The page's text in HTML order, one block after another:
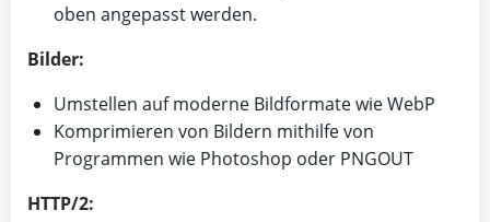
oben angepasst werden.
Bilder:
Umstellen auf moderne Bildformate wie WebP
Komprimieren von Bildern mithilfe von
Programmen wie Photoshop oder PNGOUT
HTTP/2: